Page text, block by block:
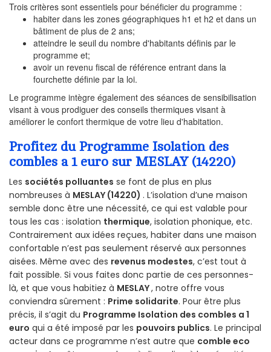
Trois critères sont essentiels pour bénéficier du programme :
habiter dans les zones géographiques h1 et h2 et dans un
bâtiment de plus de 2 ans;
atteindre le seuil du nombre d'habitants définis par le
programme et;
avoir un revenu fiscal de référence entrant dans la
fourchette définie par la loi.
Le programme intègre également des séances de sensibilisation
visant à vous prodiguer des conseils thermiques visant à
améliorer le confort thermique de votre lieu d'habitation.
Profitez du Programme Isolation des
combles a 1 euro sur MESLAY (14220)
Les sociétés polluantes se font de plus en plus
nombreuses à MESLAY (14220) . L’isolation d’une maison
semble donc être une nécessité, ce qui est valable pour
tous les cas : isolation thermique, isolation phonique, etc.
Contrairement aux idées reçues, habiter dans une maison
confortable n’est pas seulement réservé aux personnes
aisées. Même avec des revenus modestes, c’est tout à
fait possible. Si vous faites donc partie de ces personnes-
là, et que vous habitiez à MESLAY, notre offre vous
conviendra sûrement : Prime solidarite. Pour être plus
précis, il s’agit du Programme Isolation des combles a 1
euro qui a été imposé par les pouvoirs publics. Le principal
acteur dans ce programme n’est autre que comble eco